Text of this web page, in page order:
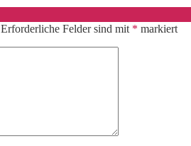
Erforderliche Felder sind mit * markiert